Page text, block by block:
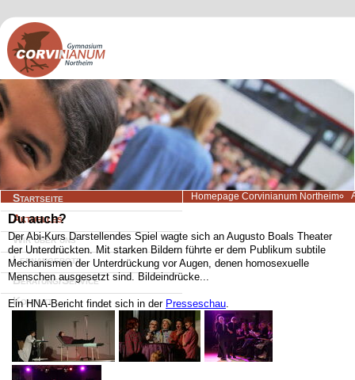
Navigation
überspringen
Startseite
Aktuelles
Wir über uns
Lernangebote
Beratung/Service
Kontakt
Homepage Corvinianum Northeim
Du auch?
Der Abi-Kurs Darstellendes Spiel wagte sich an Augusto Boals Theater
der Unterdrückten. Mit starken Bildern führte er dem Publikum subtile
Mechanismen der Unterdrückung vor Augen, denen homosexuelle
Menschen ausgesetzt sind. Bildeindrücke...
Ein HNA-Bericht findet sich in der Presseschau.